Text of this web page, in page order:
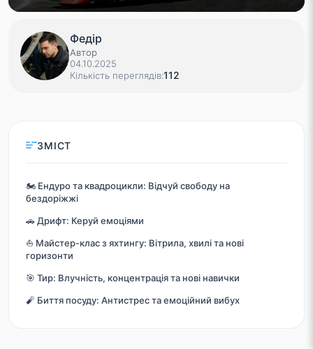
Федір
Автор
04.10.2025
Кількість переглядів:112
ЗМІСТ
🏍️ Ендуро та квадроцикли: Відчуй свободу на
бездоріжжі
🚗 Дрифт: Керуй емоціями
⛵ Майстер-клас з яхтингу: Вітрила, хвилі та нові
горизонти
🎯 Тир: Влучність, концентрація та нові навички
🧨 Биття посуду: Антистрес та емоційний вибух